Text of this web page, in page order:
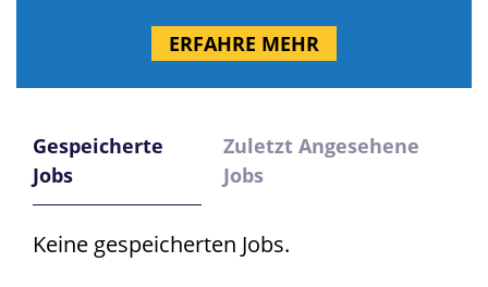
ERFAHRE MEHR
Gespeicherte
Jobs
Zuletzt Angesehene
Jobs
Keine gespeicherten Jobs.